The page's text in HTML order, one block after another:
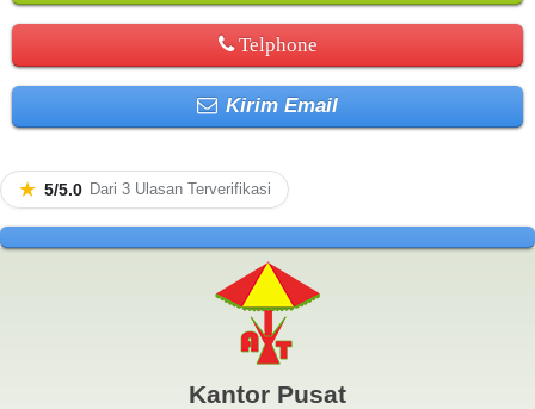
Telphone
Kirim Email
★ 5/5.0 Dari 3 Ulasan Terverifikasi
Kantor Pusat